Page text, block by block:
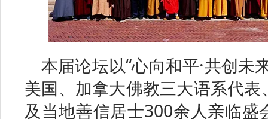
本届论坛以“心向和平·共创未
美国、加拿大佛教三大语系代
及当地善信居士300余人亲临盛